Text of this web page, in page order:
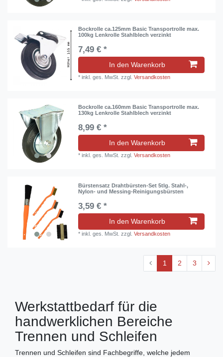
Bockrolle ca.125mm Basic Transportrolle max.
100kg Lenkrolle Stahlblech verzinkt
7,49 € *
In den Warenkorb
*inkl. ges. MwSt. zzgl.Versandkosten
Bockrolle ca.160mm Basic Transportrolle max.
130kg Lenkrolle Stahlblech verzinkt
8,99 € *
In den Warenkorb
*inkl. ges. MwSt. zzgl.Versandkosten
Bürstensatz Drahtbürsten-Set 5tlg. Stahl-,
Nylon- und Messing-Reinigungsbürsten
3,59 € *
In den Warenkorb
*inkl. ges. MwSt. zzgl.Versandkosten
1 2 3
Werkstattbedarf für die
handwerklichen Bereiche
Trennen und Schleifen
Trennen und Schleifen sind Fachbegriffe, welche jedem